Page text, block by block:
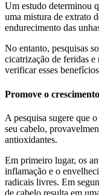
Um estudo determinou
uma mistura de extrato
endurecimento das
No entanto, pesquisas
cicatrização de feridas e
verificar esses
Promove o
A pesquisa sugere que
seu cabelo,
antioxidantes.
Em primeiro lugar, os
inflamação e o
radicais livres. Em
de cabelo resulta em